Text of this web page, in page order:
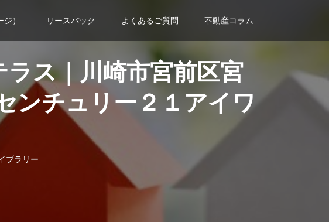
） リースバック よくあるご質問 不動産コラム
ス｜川崎市宮前区宮
ンチュリー２１アイワ
ブラリー